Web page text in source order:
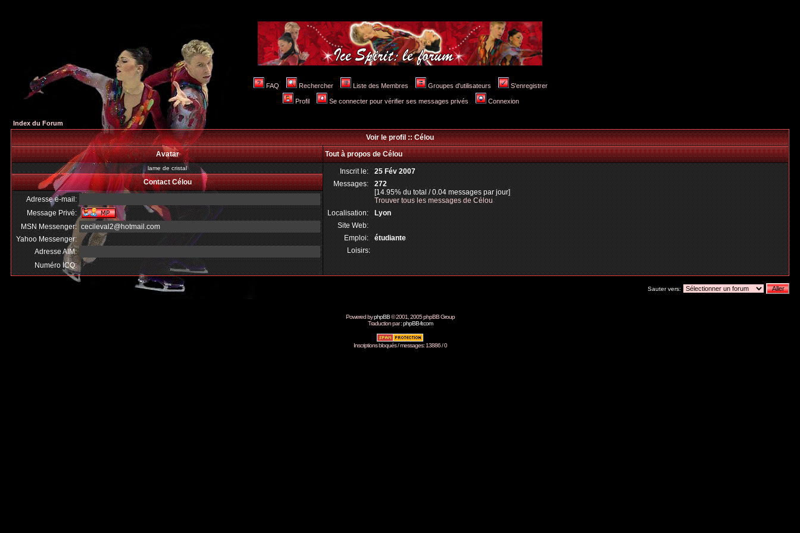
FAQ Rechercher Liste des Membres Groupes d'utilisateurs S'enregistrer
Profil Se connecter pour vérifier ses messages privés Connexion
Index du Forum
Voir le profil :: Célou
Avatar
Tout à propos de Célou
lame de cristal Inscrit le: 25 Fév 2007
Messages: 272
[14.95% du total / 0.04 messages par jour]
Trouver tous les messages de Célou
Localisation: Lyon
Site Web:
Emploi: étudiante
Loisirs:
Contact Célou
Adresse e-mail:
Message Privé:
MSN Messenger: cecileval2@hotmail.com
Yahoo Messenger:
Adresse AIM:
Numéro ICQ:
Sauter vers:
Powered byphpBB© 2001, 2005 phpBB Group
Traduction par :phpBB-fr.com
Inscriptions bloqués / messages: 13886 / 0